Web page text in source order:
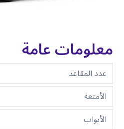
معلومات عامة
عدد المقاعد
الأمتعة
الأبواب